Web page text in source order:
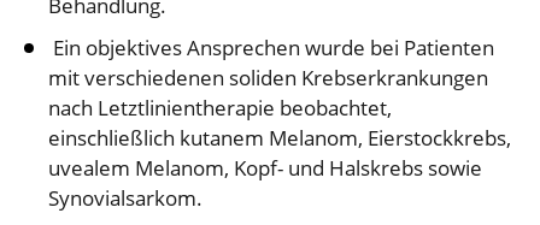
Ein objektives Ansprechen wurde bei Patienten
mit verschiedenen soliden Krebserkrankungen
nach Letztlinientherapie beobachtet,
einschließlich kutanem Melanom, Eierstockkrebs,
uvealem Melanom, Kopf- und Halskrebs sowie
Synovialsarkom.